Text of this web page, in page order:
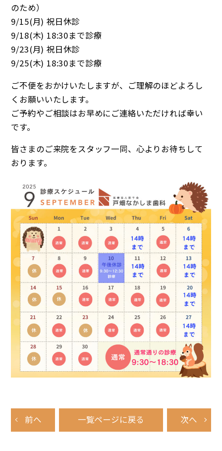
のため）
9/15(月) 祝日休診
9/18(木) 18:30まで診療
9/23(月) 祝日休診
9/25(木) 18:30まで診療
ご不便をおかけいたしますが、ご理解のほどよろし
くお願いいたします。
ご予約やご相談はお早めにご連絡いただければ幸い
です。
皆さまのご来院をスタッフ一同、心よりお待ちして
おります。
前へ 一覧ページに戻る 次へ